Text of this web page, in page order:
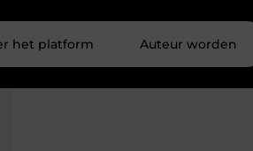
het platform Auteur worden